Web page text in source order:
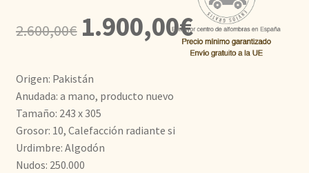
2.600,00€
El
precio
era:
2.600,00€.
1.900,00€El
precio
Origen: Pakistán
Anudada: a mano, producto nuevo
Tamaño: 243 x 305
Grosor: 10, Calefacción radiante si
Urdimbre: Algodón
Nudos: 250.000